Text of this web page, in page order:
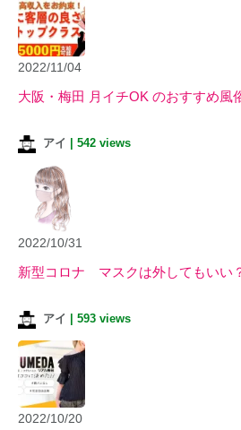
2022/11/04
大阪・梅田 月イチOK のおすすめ風
アイ 542 views
2022/10/31
新型コロナ マスクは外してもいい
アイ 593 views
2022/10/20